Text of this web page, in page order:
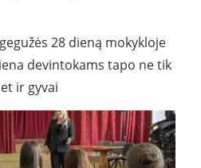
28 dieną mokykloje
devintokams tapo ne tik
ir gyvai